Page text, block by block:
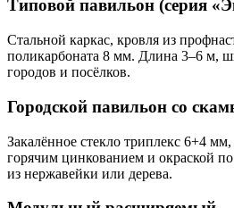
Типовой павильон (серия
Стальной каркас, кровля из
поликарбоната 8 мм. Длина 3–6 м,
городов и посёлков.
Городской павильон со
Закалённое стекло триплекс 6+4 мм,
горячим цинкованием и окраской
из нержавейки или дерева.